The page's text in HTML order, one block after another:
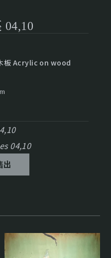
04,10
板 Acrylic on wood
04,10
出